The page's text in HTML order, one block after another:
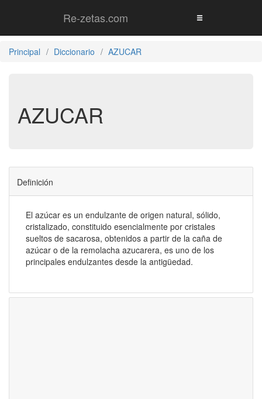
Re-zetas.com
Principal Diccionario AZUCAR
AZUCAR
Definición
El azúcar es un endulzante de origen natural, sólido,
cristalizado, constituido esencialmente por cristales
sueltos de sacarosa, obtenidos a partir de la caña de
azúcar o de la remolacha azucarera, es uno de los
principales endulzantes desde la antigüedad.